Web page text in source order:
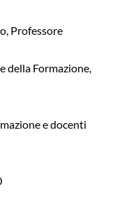
Professore
della Formazione,
e docenti